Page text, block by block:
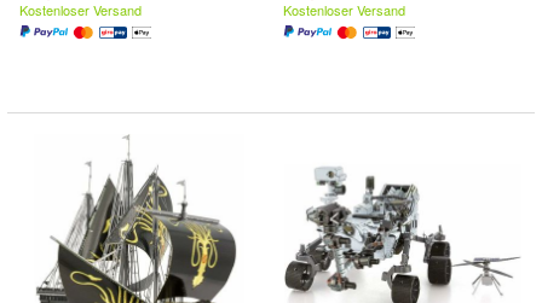
Kostenloser Versand Kostenloser Versand